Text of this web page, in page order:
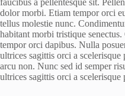
faucibus a pellentesque sit.
dolor morbi. Etiam tempor orci
tellus molestie nunc.
habitant morbi tristique
tempor orci dapibus. Nulla
ultrices sagittis orci a
arcu non. Nunc sed id semper
ultrices sagittis orci a scelerisque